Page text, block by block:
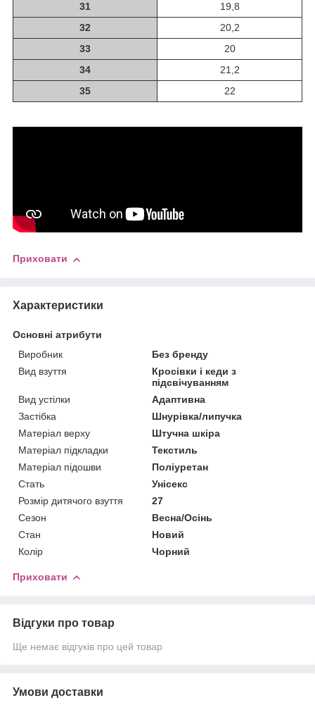
31
19,8
32
20,2
33
20
34
21,2
35
22
Приховати
Характеристики
Основні атрибути
Виробник
Без бренду
Вид взуття
Кросівки і кеди з
підсвічуванням
Вид устілки
Адаптивна
Застібка
Шнурівка/липучка
Матеріал верху
Штучна шкіра
Матеріал підкладки
Текстиль
Матеріал підошви
Поліуретан
Стать
Унісекс
Розмір дитячого взуття
27
Сезон
Весна/Осінь
Стан
Новий
Колір
Чорний
Приховати
Відгуки про товар
Ще немає відгуків про цей товар
Умови доставки